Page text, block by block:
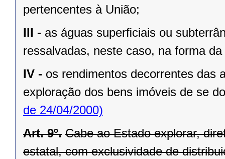
pertencentes à União;
III - as águas superﬁciais ou
ressalvadas, neste caso, na forma
IV - os rendimentos decorrentes das
exploração dos bens imóveis de se
de 24/04/2000)
Art. 9º. Cabe ao Estado explorar,
estatal, com exclusividade de